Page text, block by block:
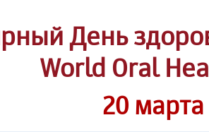
День
World Oral
20